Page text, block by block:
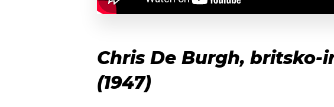
Chris De Burgh, britsko-
(1947)